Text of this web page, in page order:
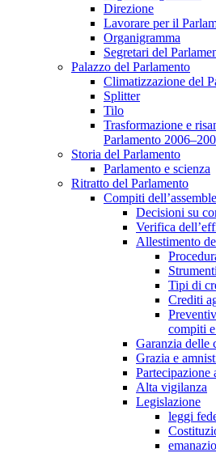
Direzione
Lavorare per il
Organigramma
Segretari del
Palazzo del Parlamento
Climatizzazione del
Splitter
Tilo
Trasformazione e
Parlamento
Storia del Parlamento
Parlamento e scienza
Ritratto del Parlamento
Compiti
Decisioni su
Verifica
Allestimento
Tipi di
Crediti
compiti
Garanzia delle
Grazia e
Partecipazione
Alta vigilanza
Legislazione
leggi